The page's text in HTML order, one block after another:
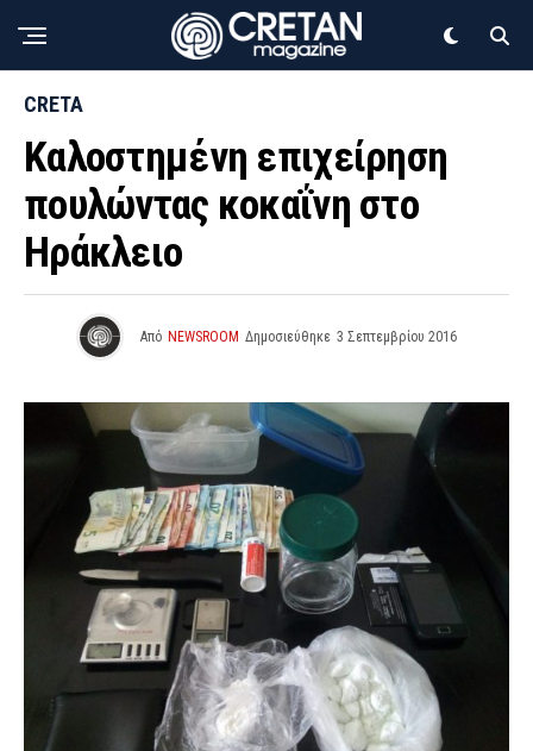
CRETA
Καλοστημένη επιχείρηση
πουλώντας κοκαΐνη στο
Ηράκλειο
Από NEWSROOM Δημοσιεύθηκε 3 Σεπτεμβρίου 2016